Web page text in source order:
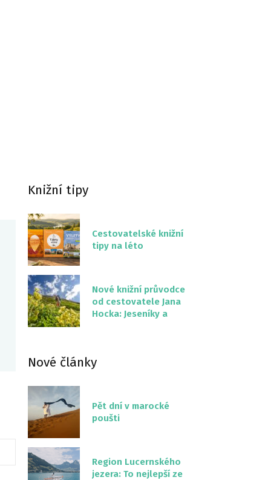
Knižní tipy
Cestovatelské knižní
tipy na léto
Nové knižní průvodce
od cestovatele Jana
Hocka: Jeseníky a
Nové články
Pět dní v marocké
poušti
Region Lucernského
jezera: To nejlepší ze